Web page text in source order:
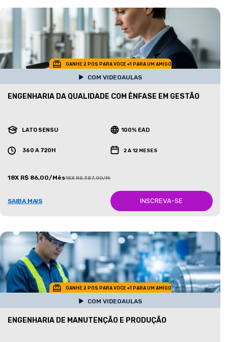
GANHE 2 POS PARA VOCE +1 PARA UM AMIGO
COM VIDEOAULAS
ENGENHARIA DA QUALIDADE COM ÊNFASE EM GESTÃO
LATO SENSU 100% EAD
360 A 720H 2 A 12 MESES
18X R$ 86,00/Mês18X R$ 387,00/Mês
SAIBA MAIS INSCREVA-SE
GANHE 2 POS PARA VOCE +1 PARA UM AMIGO
COM VIDEOAULAS
ENGENHARIA DE MANUTENÇÃO E PRODUÇÃO